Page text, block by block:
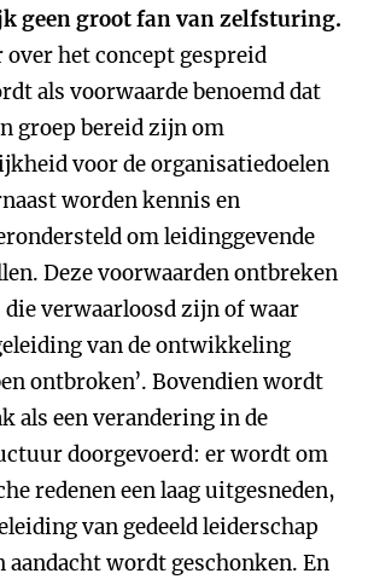
geen groot fan van zelfsturing.
het concept gespreid
als voorwaarde benoemd dat
groep bereid zijn om
voor de organisatiedoelen
worden kennis en
om leidinggevende
Deze voorwaarden ontbreken
verwaarloosd zijn of waar
van de ontwikkeling
ontbroken’. Bovendien wordt
als een verandering in de
doorgevoerd: er wordt om
redenen een laag uitgesneden,
van gedeeld leiderschap
aandacht wordt geschonken. En